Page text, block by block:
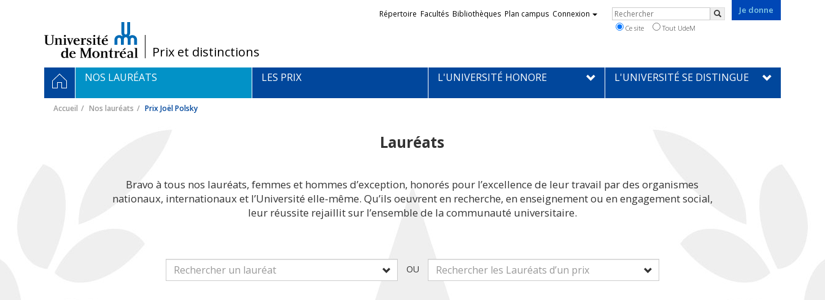
/Prix et distinctions
Je donne
Liens
externes
Répertoire Facultés Bibliothèques Plan campus Connexion Rechercher
Rechercher
Ce site Tout UdeM
Navigation
principale
ACCUEIL
NOS LAURÉATS LES PRIX L'UNIVERSITÉ HONORE L'UNIVERSITÉ SE DISTINGUE
Accueil Nos lauréats Prix Joël Polsky
Lauréats
Bravo à tous nos lauréats, femmes et hommes d’exception, honorés pour l’excellence de leur travail par des organismes
nationaux, internationaux et l’Université elle-même. Qu’ils oeuvrent en recherche, en enseignement ou en engagement social,
leur réussite rejaillit sur l’ensemble de la communauté universitaire.
OU